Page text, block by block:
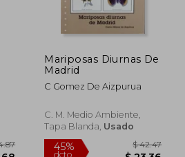
45%
dcto.
Mariposas Diurnas De
Madrid
C Gomez De Aizpurua
C. M. Medio Ambiente,
Tapa Blanda, Usado